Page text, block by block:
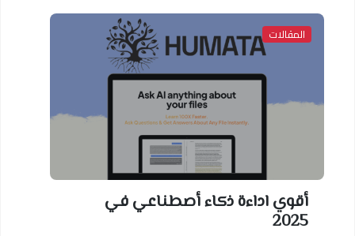
المقالات
أقوي اداءة ذكاء أصطناعي في
2025